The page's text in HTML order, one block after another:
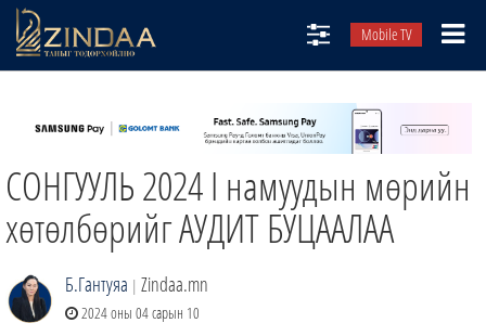
Mobile TV
ТВ8
ӨГЛӨӨНИЙ СОНИН
АУДИО ЗОХИОЛ
СОНГУУЛЬ 2024 I намуудын мөрийн
хөтөлбөрийг АУДИТ БУЦААЛАА
Б.Гантуяа | Zindaa.mn
2024 оны 04 сарын 10